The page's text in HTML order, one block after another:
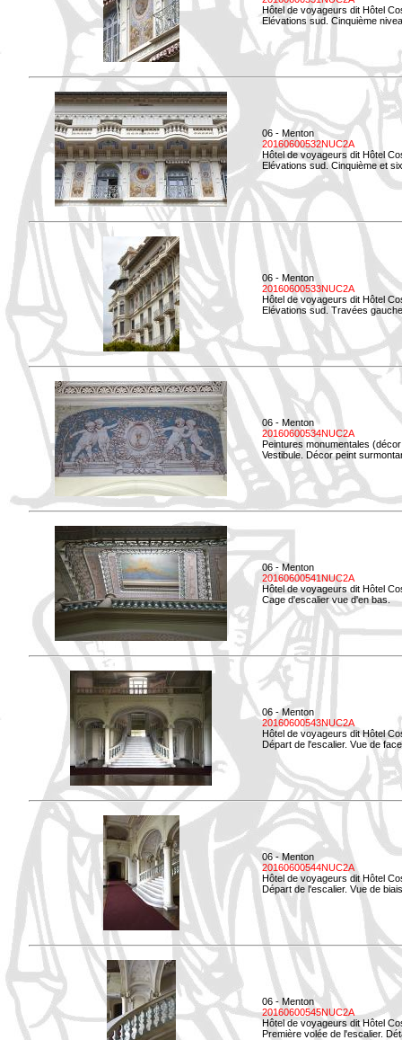
Hôtel de voyageurs dit Hôtel
Elévations sud. Cinquième
06 - Menton
20160600532NUC2A
Hôtel de voyageurs dit Hôtel
Elévations sud. Cinquième et
06 - Menton
20160600533NUC2A
Hôtel de voyageurs dit Hôtel
Elévations sud. Travées
06 - Menton
20160600534NUC2A
Peintures monumentales
Vestibule. Décor peint
06 - Menton
20160600541NUC2A
Hôtel de voyageurs dit Hôtel
Cage d'escalier vue d'en bas.
06 - Menton
20160600543NUC2A
Hôtel de voyageurs dit Hôtel
Départ de l'escalier. Vue de
06 - Menton
20160600544NUC2A
Hôtel de voyageurs dit Hôtel
Départ de l'escalier. Vue de
06 - Menton
20160600545NUC2A
Hôtel de voyageurs dit Hôtel
Première volée de l'escalier.